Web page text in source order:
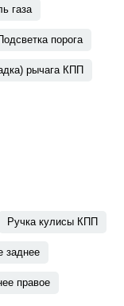
газа
порога
рычага КПП
Ручка кулисы КПП
заднее
правое